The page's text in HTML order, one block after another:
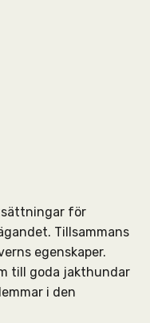
för
Tillsammans
egenskaper.
till goda jakthundar
i den